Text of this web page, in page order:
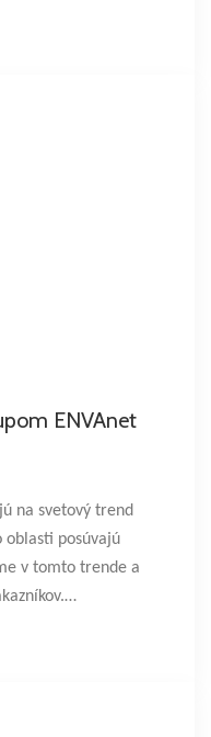
ENVAnet
na svetový trend
posúvajú
v tomto trende a